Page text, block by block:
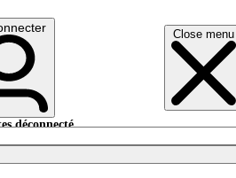
Close menu
déconnecté.